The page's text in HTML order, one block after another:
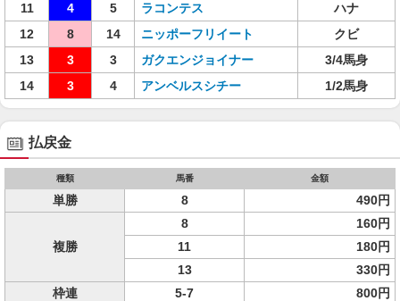
11
4 5 ラコンテス
ハナ
12
8 14 ニッポーフリイート
クビ
13
3 3 ガクエンジョイナー
3/4馬身
14
3 4 アンベルスシチー 1/2馬身
払戻金
種類 馬番 金額
単勝 8 490円
複勝
8
160円
11
180円
13
330円
枠連
5-7
800円